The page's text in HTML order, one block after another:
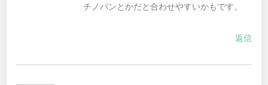
チノパンとかだと合わせやすいかもです。
返信